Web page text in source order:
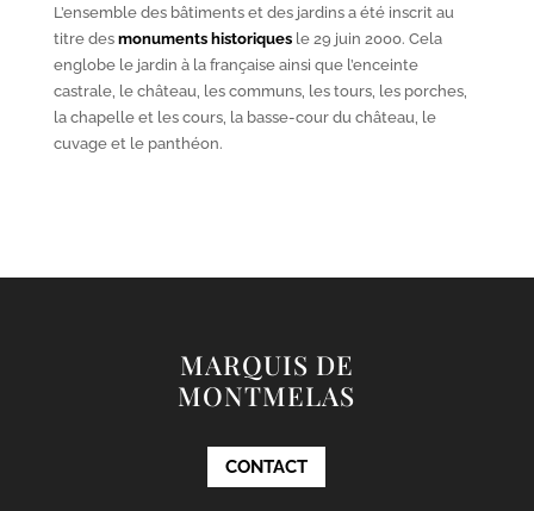
L’ensemble des bâtiments et des jardins a été inscrit au
titre des monuments historiquesle 29 juin 2000. Cela
englobe le jardin à la française ainsi que l’enceinte
castrale, le château, les communs, les tours, les porches,
la chapelle et les cours, la basse-cour du château, le
cuvage et le panthéon.
MARQUIS DE
MONTMELAS
CONTACT